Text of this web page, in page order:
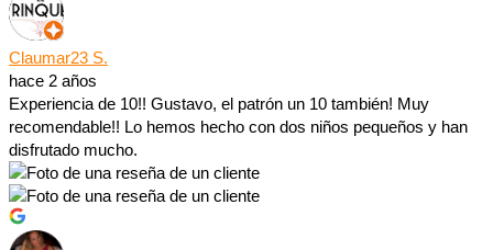
Claumar23 S.
hace 2 años
Experiencia de 10!! Gustavo, el patrón un 10 también! Muy
recomendable!! Lo hemos hecho con dos niños pequeños y han
disfrutado mucho.